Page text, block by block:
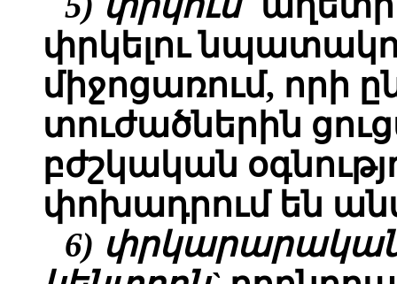
փրկելու
միջոցառում, որի
տուժածներին
բժշկական
փոխադրում են
6)